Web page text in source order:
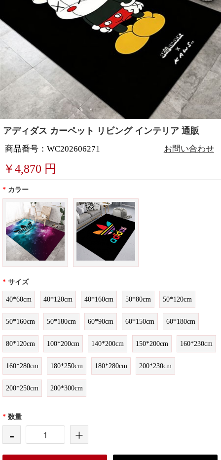
アディダス カーペット リビング インテリア 通販
商品番号：WC202606271 お問い合わせ
￥4,870 円
* カラー
* サイズ
40*60cm 40*120cm 40*160cm 50*80cm 50*120cm
50*160cm 50*180cm 60*90cm 60*150cm 60*180cm
80*120cm 100*200cm 140*200cm 150*200cm 160*230cm
160*280cm 180*250cm 180*280cm 200*230cm
200*250cm 200*300cm
* 数量
- +